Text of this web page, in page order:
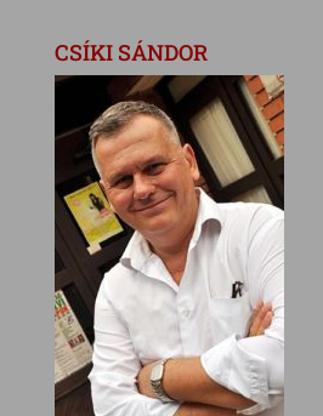
CSÍKI SÁNDOR